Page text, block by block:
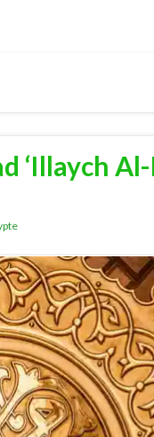
‘Illaych